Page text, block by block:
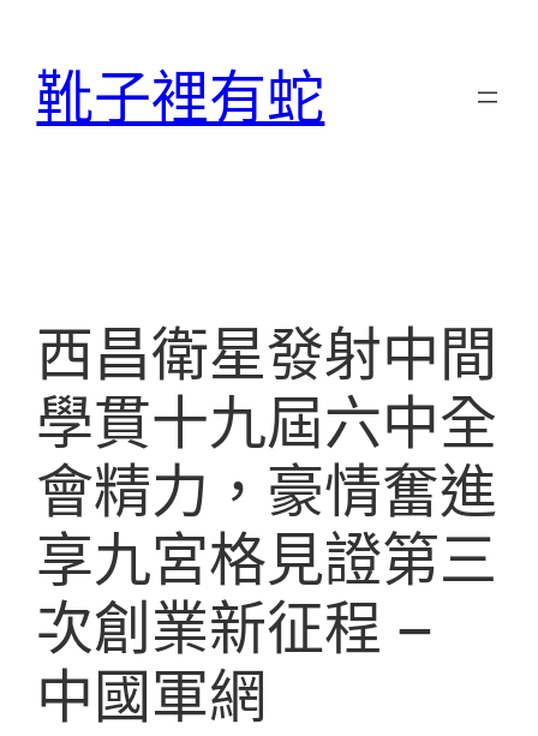
靴子裡有蛇
西昌衛星發射中間
學貫十九屆六中全
會精力，豪情奮進
享九宮格見證第三
次創業新征程 –
中國軍網